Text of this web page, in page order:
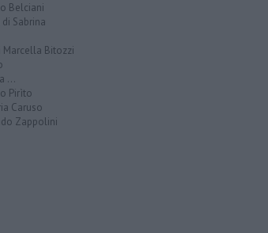
Belciani
Sabrina
Bitozzi
...
Pirìto
Caruso
Zappolini